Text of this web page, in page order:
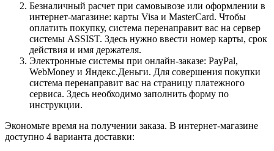
Безналичный расчет при самовывозе или оформлении в
интернет-магазине: карты Visa и MasterCard. Чтобы
оплатить покупку, система перенаправит вас на сервер
системы ASSIST. Здесь нужно ввести номер карты, срок
действия и имя держателя.
Электронные системы при онлайн-заказе: PayPal,
WebMoney и Яндекс.Деньги. Для совершения покупки
система перенаправит вас на страницу платежного
сервиса. Здесь необходимо заполнить форму по
инструкции.
Экономьте время на получении заказа. В интернет-магазине
доступно 4 варианта доставки: